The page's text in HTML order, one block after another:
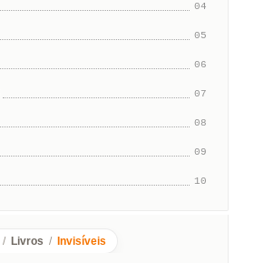
04
05
06
07
08
09
10
/ Livros / Invisíveis